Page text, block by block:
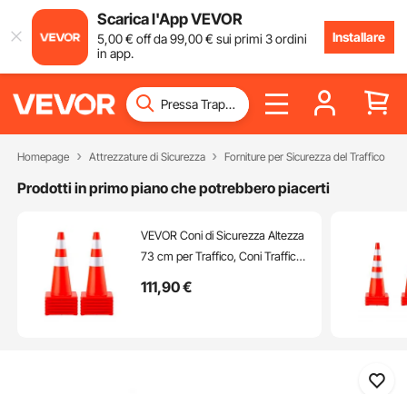
Scarica l'App VEVOR
5,00€ off da99,00€ sui primi 3 ordini
in app.
Installare
Homepage Attrezzature di Sicurezza Forniture per Sicurezza del Traffico
Prodotti in primo piano che potrebbero piacerti
VEVOR Coni di Sicurezza Altezza
73 cm per Traffico, Coni Traffico
Collari Riflettenti Base Pesata,
111,90€